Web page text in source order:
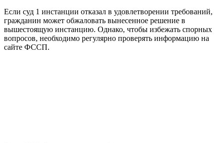
Если суд 1 инстанции отказал в удовлетворении требований,
гражданин может обжаловать вынесенное решение в
вышестоящую инстанцию. Однако, чтобы избежать спорных
вопросов, необходимо регулярно проверять информацию на
сайте ФССП.